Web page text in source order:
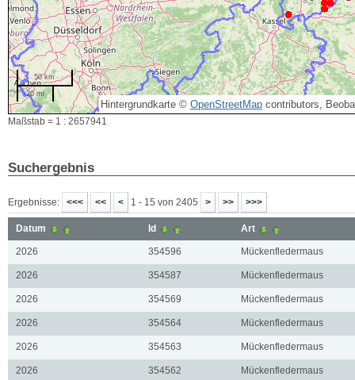
Hintergrundkarte © OpenStreetMap contributors,
50 km
20 mi
Maßstab = 1 : 2657941
Suchergebnis
Ergebnisse: 1 - 15 von 2405
Datum Id Art
2026 354596 Mückenfledermaus
2026 354587 Mückenfledermaus
2026 354569 Mückenfledermaus
2026 354564 Mückenfledermaus
2026 354563 Mückenfledermaus
2026 354562 Mückenfledermaus